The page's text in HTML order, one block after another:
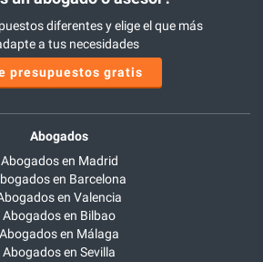
diferentes y elige el que más
a tus necesidades
presupuestos gratis
Abogados
Abogados en Madrid
en Barcelona
en Valencia
Abogados en Bilbao
Abogados en Málaga
Abogados en Sevilla